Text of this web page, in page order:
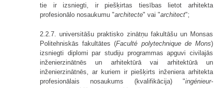
tie ir izsniegti, ir piešķirtas tiesības lietot arhitekta
profesionālo nosaukumu "architecte" vai "architect";
2.2.7. universitāšu praktisko zinātņu fakultāšu un Monsas
Politehniskās fakultātes (Faculté polytechnique de Mons)
izsniegti diplomi par studiju programmas apguvi civilajās
inženierzinātnēs un arhitektūrā vai arhitektūrā un
inženierzinātnēs, ar kuriem ir piešķirts inženiera arhitekta
profesionālais nosau­kums (kvalifikācija) "ingénieur-